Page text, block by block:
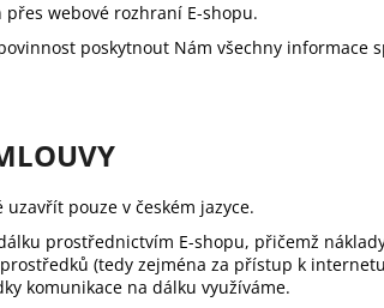
webové rozhraní E-shopu.
poskytnout Nám všechny
uzavřít pouze v českém jazyce.
prostřednictvím E-shopu, přičemž
(tedy zejména za přístup k
komunikace na dálku využíváme.